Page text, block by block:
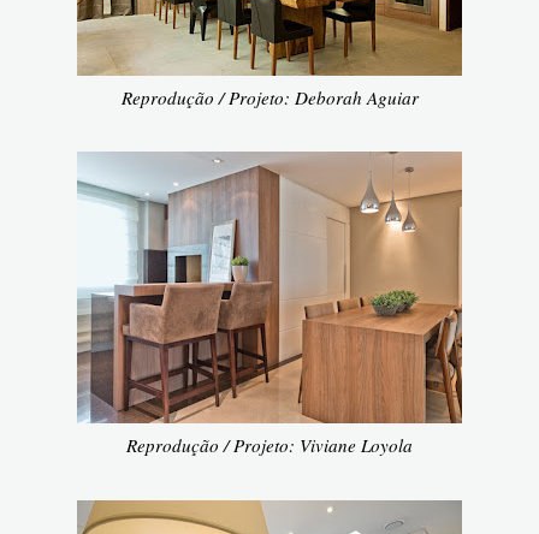
Reprodução / Projeto: Deborah Aguiar
Reprodução / Projeto: Viviane Loyola